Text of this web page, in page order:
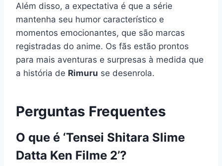
Além disso, a expectativa é que a série
mantenha seu humor característico e
momentos emocionantes, que são marcas
registradas do anime. Os fãs estão prontos
para mais aventuras e surpresas à medida que
a história de Rimuru se desenrola.
Perguntas Frequentes
O que é ‘Tensei Shitara Slime
Datta Ken Filme 2’?